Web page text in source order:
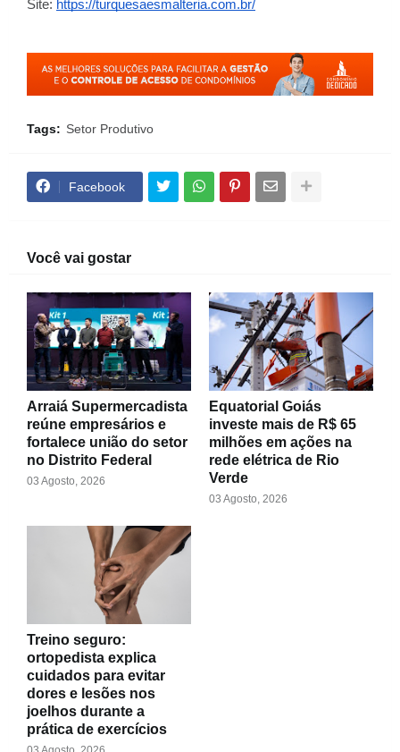
Site: https://turquesaesmalteria.com.br/
Tags: Setor Produtivo
Facebook
Você vai gostar
Arraiá Supermercadista
reúne empresários e
fortalece união do setor
no Distrito Federal
03 Agosto, 2026
Equatorial Goiás
investe mais de R$ 65
milhões em ações na
rede elétrica de Rio
Verde
03 Agosto, 2026
Treino seguro:
ortopedista explica
cuidados para evitar
dores e lesões nos
joelhos durante a
prática de exercícios